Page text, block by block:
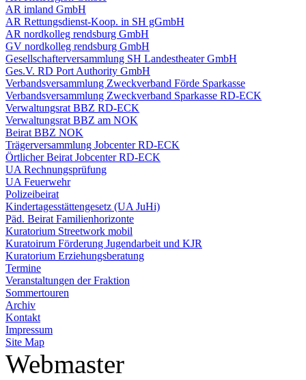
AR imland GmbH
AR Rettungsdienst-Koop. in SH gGmbH
AR nordkolleg rendsburg GmbH
GV nordkolleg rendsburg GmbH
Gesellschafterversammlung SH Landestheater GmbH
Ges.V. RD Port Authority GmbH
Verbandsversammlung Zweckverband Förde Sparkasse
Verbandsversammlung Zweckverband Sparkasse RD-ECK
Verwaltungsrat BBZ RD-ECK
Verwaltungsrat BBZ am NOK
Beirat BBZ NOK
Trägerversammlung Jobcenter RD-ECK
Örtlicher Beirat Jobcenter RD-ECK
UA Rechnungsprüfung
UA Feuerwehr
Polizeibeirat
Kindertagesstättengesetz (UA JuHi)
Päd. Beirat Familienhorizonte
Kuratorium Streetwork mobil
Kuratoirum Förderung Jugendarbeit und KJR
Kuratorium Erziehungsberatung
Termine
Veranstaltungen der Fraktion
Sommertouren
Archiv
Kontakt
Impressum
Site Map
Webmaster